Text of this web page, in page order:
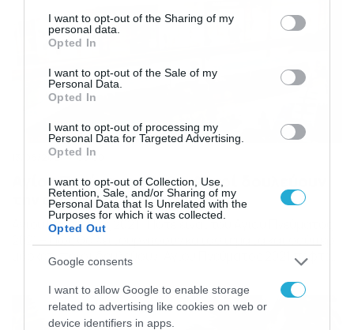
not limited to your visit or usage behaviour. You may click to
grant or deny consent to Google and its third-party tags to
use your data for below specified purposes in below Google
consent section.
I want to opt-out of the Sharing of my
personal data.
Opted In
I want to opt-out of the Sale of my
Personal Data.
Opted In
I want to opt-out of processing my
Personal Data for Targeted Advertising.
Opted In
I want to opt-out of Collection, Use,
Retention, Sale, and/or Sharing of my
Personal Data that Is Unrelated with the
Purposes for which it was collected.
Opted Out
Google consents
I want to allow Google to enable storage
related to advertising like cookies on web or
device identifiers in apps.
13/06/2021 09:00
Αγίου Πνεύματος 2021: Αυτοί δουλεύουν
την αργία!
Αγίου Πνεύματος 2021: Πότε είναι του Αγίου Πνεύματος
2021 – Πώς θα λειτουργήσουν καταστήματα και σούπερ
μάρκετ, ποιοι δουλεύουν. Αγίου Πνεύματος 2021 πέφτει
φέτος τη Δευτέρα 21 Ιουνίου και είναι το πρώτο
τριήμερο της χρονιάς που επιτρέπονται τα ταξίδια και
οι εκδρομές. Η συγκεκριμένη μέρα, ωστόσο, δεν είναι
επίσημη αργία και έτσι αρκετοί είναι οι εργαζόμενοι